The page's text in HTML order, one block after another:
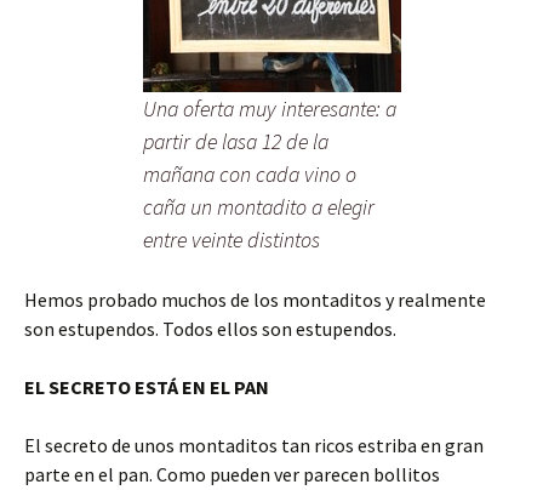
Una oferta muy interesante: a
partir de lasa 12 de la
mañana con cada vino o
caña un montadito a elegir
entre veinte distintos
Hemos probado muchos de los montaditos y realmente
son estupendos. Todos ellos son estupendos.
EL SECRETO ESTÁ EN EL PAN
El secreto de unos montaditos tan ricos estriba en gran
parte en el pan. Como pueden ver parecen bollitos